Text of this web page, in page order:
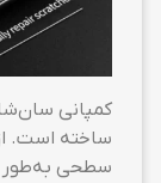
کمپانی
ساخته است.
سطحی به‌طور